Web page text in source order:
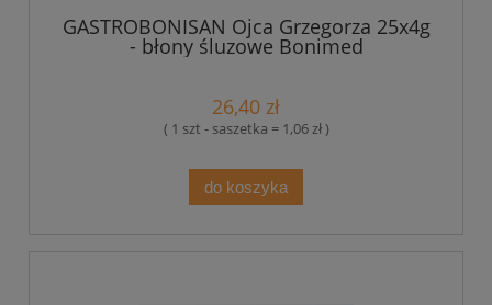
GASTROBONISAN Ojca Grzegorza 25x4g
- błony śluzowe Bonimed
26,40 zł
( 1 szt - saszetka = 1,06 zł )
do koszyka